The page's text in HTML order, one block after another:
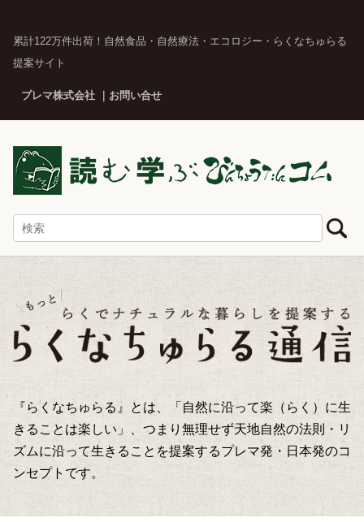
累計122万件出荷！自然食品・自然療法・エコロジー・らくなちゅらる
提案サイト
プレマ株式会社 お問い合せ
『らくなちゅらる』とは、「自然に沿って楽（らく）に生
きることは楽しい」、つまり無理せず天地自然の法則・リ
ズムに沿って生きることを提案するプレマ発・日本発のコ
ンセプトです。